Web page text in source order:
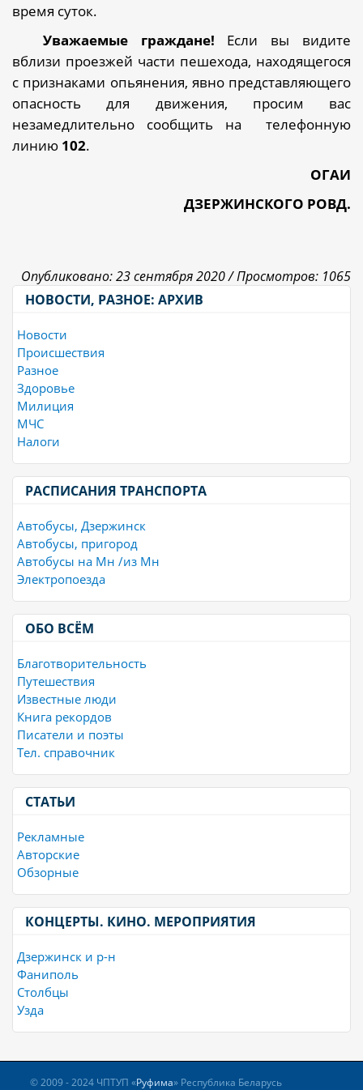
время суток.
Уважаемые граждане! Если вы видите
вблизи проезжей части пешехода, находящегося
с признаками опьянения, явно представляющего
опасность для движения, просим вас
незамедлительно сообщить на
телефонную
линию 102.
ОГАИ
ДЗЕРЖИНСКОГО РОВД.
Опубликовано: 23 сентября 2020 /Просмотров: 1065
НОВОСТИ, РАЗНОЕ: АРХИВ
Новости
Происшествия
Разное
Здоровье
Милиция
МЧС
Налоги
РАСПИСАНИЯ ТРАНСПОРТА
Автобусы, Дзержинск
Автобусы, пригород
Автобусы на Мн /из Мн
Электропоезда
ОБО ВСЁМ
Благотворительность
Путешествия
Известные люди
Книга рекордов
Писатели и поэты
Тел. справочник
СТАТЬИ
Рекламные
Авторские
Обзорные
КОНЦЕРТЫ. КИНО. МЕРОПРИЯТИЯ
Дзержинск и р-н
Фаниполь
Столбцы
Узда
© 2009 - 2024 ЧПТУП «Руфима» Республика Беларусь